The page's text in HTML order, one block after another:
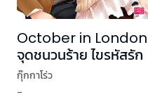
October in London
จุดชนวนร้าย ไขรหัสรัก
กุ๊กกาโร่ว
-